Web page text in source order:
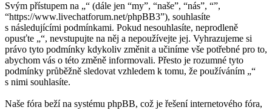
Svým přístupem na „“ (dále jen “my”, “naše”, “nás”, “”,
“https://www.livechatforum.net/phpBB3”), souhlasíte
s následujícími podmínkami. Pokud nesouhlasíte, neprodleně
opusťte „“, nevstupujte na něj a nepoužívejte jej. Vyhrazujeme si
právo tyto podmínky kdykoliv změnit a učiníme vše potřebné pro to,
abychom vás o této změně informovali. Přesto je rozumné tyto
podmínky průběžně sledovat vzhledem k tomu, že používáním „“
s nimi souhlasíte.
Naše fóra beží na systému phpBB, což je řešení internetového fóra,